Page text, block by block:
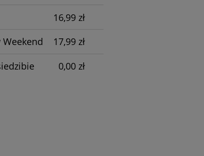
16,99 zł
Weekend
17,99 zł
0,00 zł